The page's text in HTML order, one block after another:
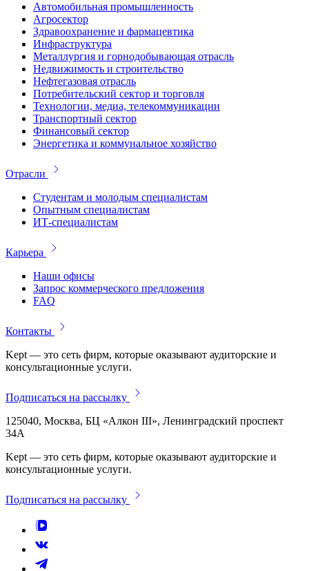
Автомобильная промышленность
Агросектор
Здравоохранение и фармацевтика
Инфраструктура
Металлургия и горнодобывающая отрасль
Недвижимость и строительство
Нефтегазовая отрасль
Потребительский сектор и торговля
Технологии, медиа, телекоммуникации
Транспортный сектор
Финансовый сектор
Энергетика и коммунальное хозяйство
Отрасли
Студентам и молодым специалистам
Опытным специалистам
ИТ-специалистам
Карьера
Наши офисы
Запрос коммерческого предложения
FAQ
Контакты
Kept — это сеть фирм, которые оказывают аудиторские и
консультационные услуги.
Подписаться на рассылку
125040, Москва, БЦ «Алкон III», Ленинградский проспект
34А
Kept — это сеть фирм, которые оказывают аудиторские и
консультационные услуги.
Подписаться на рассылку